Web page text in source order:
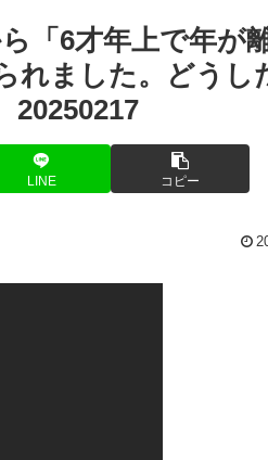
「6才年上で年が
れました。どうし
LINE コピー